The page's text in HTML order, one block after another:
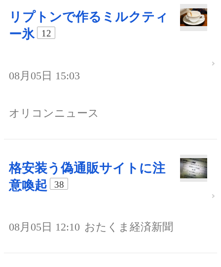
リプトンで作るミルクティ
ー氷
12
08月05日 15:03
オリコンニュース
格安装う偽通販サイトに注
意喚起
38
08月05日 12:10 おたくま経済新聞